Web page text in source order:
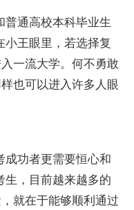
通高校本科毕业生
小王眼里，若选择复
一流大学。何不勇敢
也可以进入许多人眼
功者更需要恒心和
生，目前越来越多的
就在于能够顺利通过